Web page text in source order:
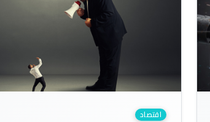
اقتصاد